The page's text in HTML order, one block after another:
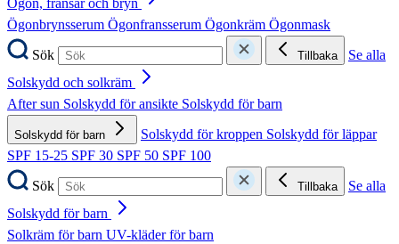
Ögon, fransar och bryn
Ögonbrynsserum Ögonfransserum Ögonkräm Ögonmask
Sök
Tillbaka
Se alla
Solskydd och solkräm
After sun Solskydd för ansikte Solskydd för barn
Solskydd för barn Solskydd för kroppen Solskydd för läppar
SPF 15-25 SPF 30 SPF 50 SPF 100
Sök
Tillbaka
Se alla
Solskydd för barn
Solkräm för barn UV-kläder för barn